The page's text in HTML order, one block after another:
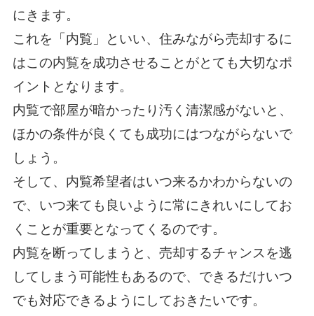
にきます。
これを「内覧」といい、住みながら売却するに
はこの内覧を成功させることがとても大切なポ
イントとなります。
内覧で部屋が暗かったり汚く清潔感がないと、
ほかの条件が良くても成功にはつながらないで
しょう。
そして、内覧希望者はいつ来るかわからないの
で、いつ来ても良いように常にきれいにしてお
くことが重要となってくるのです。
内覧を断ってしまうと、売却するチャンスを逃
してしまう可能性もあるので、できるだけいつ
でも対応できるようにしておきたいです。